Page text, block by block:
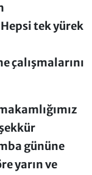
tek yürek
çalışmalarını
gününe
yarın ve